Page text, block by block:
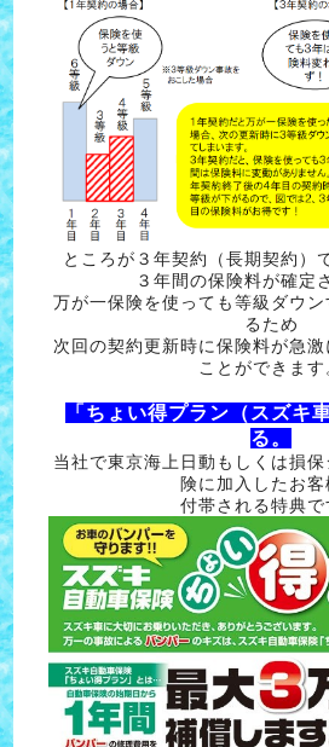
ところが３年契約（長期契約）
３年間の保険料が確定
万が一保険を使っても等級ダウ
るため
次回の契約更新時に保険料が急
ことができます
「ちょい得プラン（スズキ
る。
当社で東京海上日動もしくは損
険に加入したお客
付帯される特典で